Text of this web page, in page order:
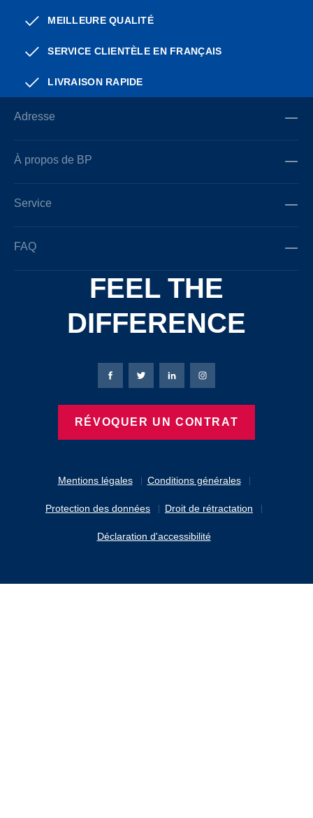
MEILLEURE QUALITÉ
SERVICE CLIENTÈLE EN FRANÇAIS
LIVRAISON RAPIDE
Adresse
À propos de BP
Service
FAQ
FEEL THE
DIFFERENCE
Mentions légales Conditions générales
Protection des données Droit de rétractation
Déclaration d'accessibilité
Page Facebook de Bierbaum-Proenen
Page X de Bierbaum-Proenen
Page LinkedIn de
Page Instagram de
RÉVOQUER UN CONTRAT